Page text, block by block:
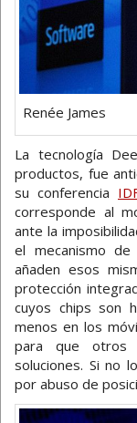
Renée James
La tecnología
productos, fue
su conferencia
corresponde al
ante la
el mecanismo
añaden esos
protección
cuyos chips son
menos en los
para que otros
soluciones. Si no
por abuso de